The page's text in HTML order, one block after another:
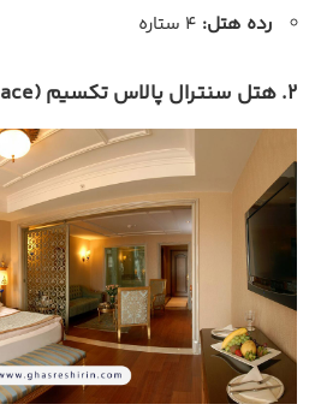
رده هتل:
2. هتل سنترال پالاس تکسیم (Central Palace)